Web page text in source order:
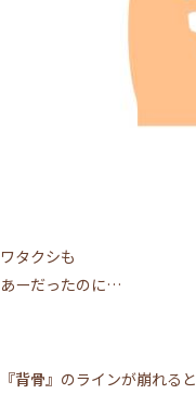
ワタクシも
あーだったのに…
『背骨』 のラインが崩れると